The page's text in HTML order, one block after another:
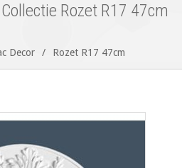
Rozet R17 47cm
Decor / Rozet R17 47cm